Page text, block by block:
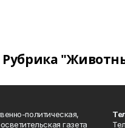
Рубрика
политическая,
газета